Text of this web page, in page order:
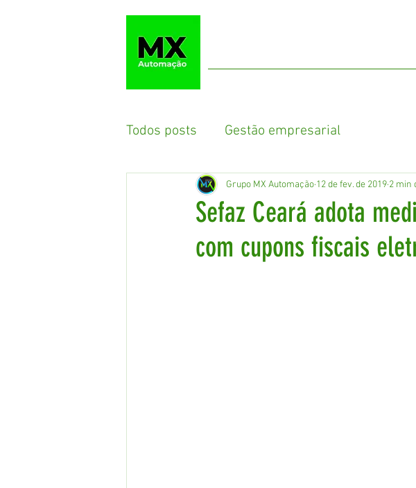
Todos posts Gestão empresarial
Sefaz Ceará adota
com cupons fiscais
Grupo MX Automação 12 de fev. de 2019 2 min